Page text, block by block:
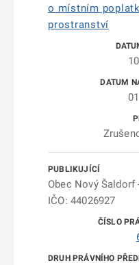
o místním
prostranství
Obec Nový Šaldorf
IČO: 44026927